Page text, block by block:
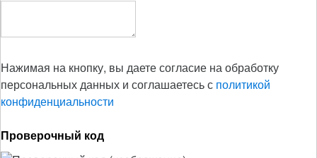
Нажимая на кнопку, вы даете согласие на обработку
персональных данных и соглашаетесь с политикой
конфиденциальности
Проверочный код